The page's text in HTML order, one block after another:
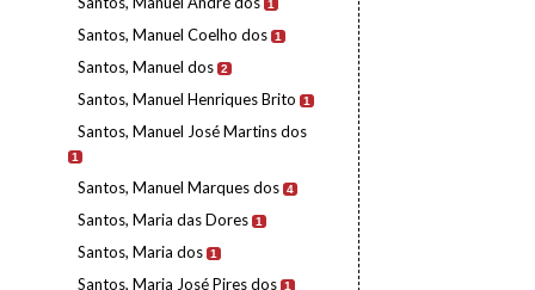
1
Santos, Manuel Coelho dos 1
Santos, Manuel dos 2
Santos, Manuel Henriques Brito 1
Santos, Manuel José Martins dos
1
Santos, Manuel Marques dos 4
Santos, Maria das Dores 1
Santos, Maria dos 1
Santos, Maria José Pires dos 1